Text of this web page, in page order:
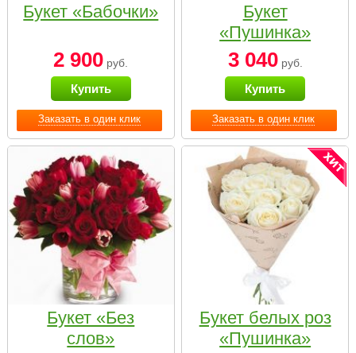
Заказать в один клик
Букет «Бабочки»
2 900 руб.
Купить
Заказать в один клик
Букет
«Пушинка»
3 040руб.
Купить
Букет «Без
слов»
Букет белых роз
«Пушинка»